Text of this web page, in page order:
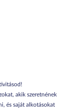
akik szeretnének
és saját alkotásokat